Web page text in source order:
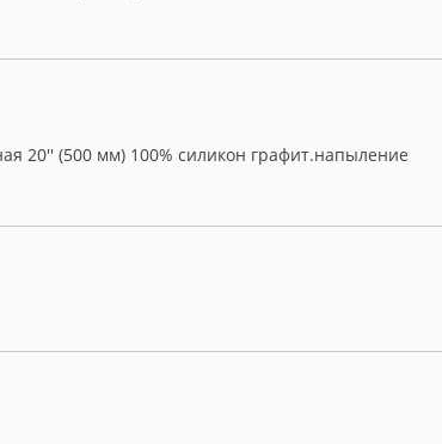
20'' (500 мм) 100% силикон графит.напыление